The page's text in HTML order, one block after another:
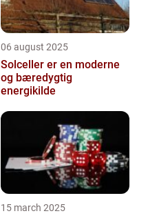
06 august 2025
Solceller er en moderne
og bæredygtig
energikilde
15 march 2025